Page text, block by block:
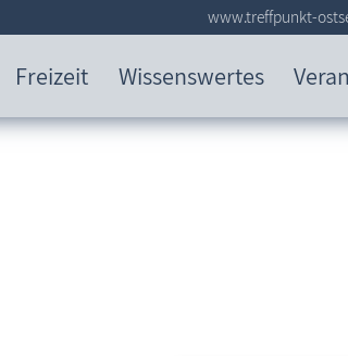
Freizeit Wissenswertes
www.treffpunkt-